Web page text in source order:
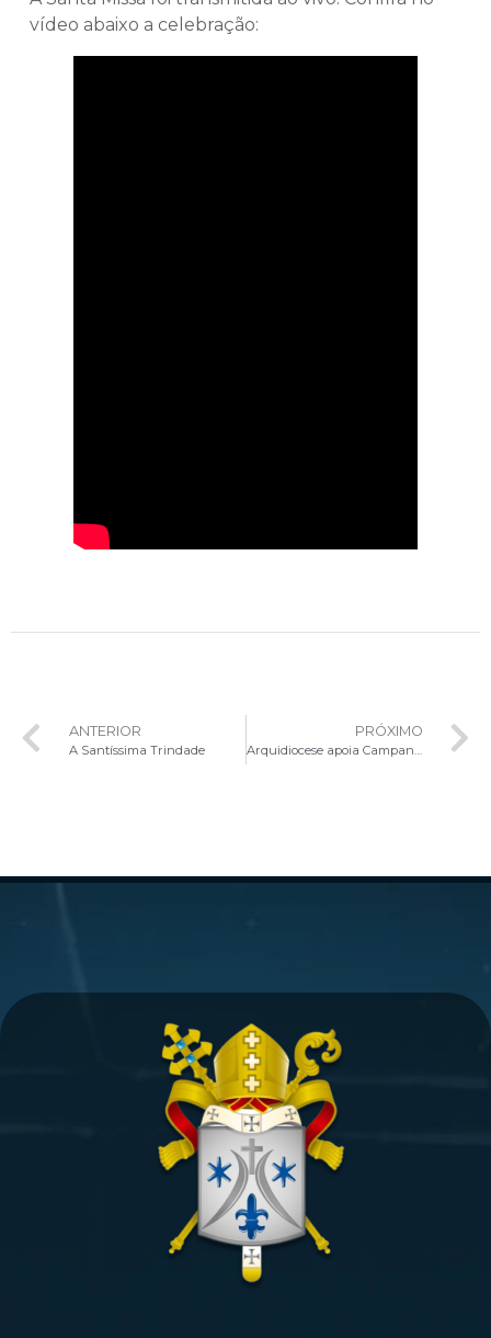
vídeo abaixo a celebração:
ANTERIOR
A Santíssima Trindade
PRÓXIMO
Arquidiocese apoia Campanha Dignidade Menstrual e mobiliza paróquias para arrecadação solidária